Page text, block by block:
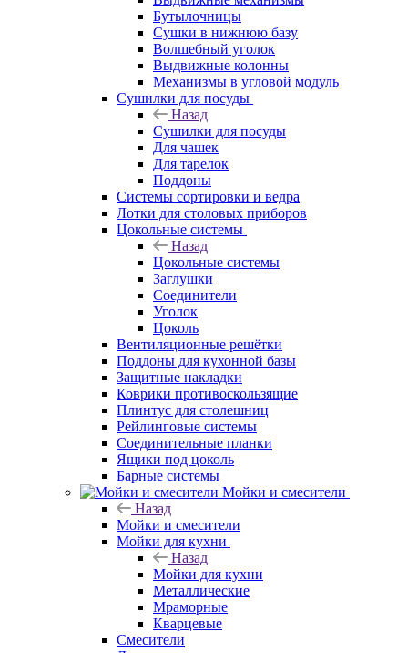
Бутылочницы
Сушки в нижнюю базу
Волшебный уголок
Выдвижные колонны
Механизмы в угловой модуль
Сушилки для посуды
Назад
Сушилки для посуды
Для чашек
Для тарелок
Поддоны
Системы сортировки и ведра
Лотки для столовых приборов
Цокольные системы
Назад
Цокольные системы
Заглушки
Соединители
Уголок
Цоколь
Вентиляционные решётки
Поддоны для кухонной базы
Защитные накладки
Коврики противоскользящие
Плинтус для столешниц
Рейлинговые системы
Соединительные планки
Ящики под цоколь
Барные системы
Мойки и смесители
Назад
Мойки и смесители
Мойки для кухни
Назад
Мойки для кухни
Металлические
Мраморные
Кварцевые
Смесители